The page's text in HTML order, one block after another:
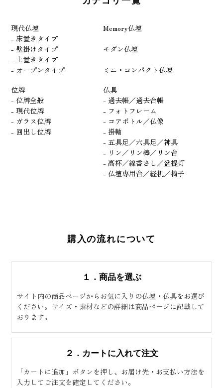
現代仏壇
- 床置きタイプ
- 壁掛けタイプ
- 上置きタイプ
- オープンタイプ
Memory仏壇
モダン仏壇
ミニ・コンパクト仏壇
位牌
- 位牌全般
- 現代位牌
- ガラス位牌
- 回出し位牌
仏具
- 過去帳／過去台帳
- フォトフレーム
- コアボトル／仏像
- 掛軸
- 五具足／六具足／神具
- リン／リン棒／リン台
- 高杯／線香さし／盆提灯
- 仏壇専用台／経机／椅子
購入の流れについて
１．商品を選ぶ
サイト内の商品ページからお気に入りの仏壇・仏具をお選び
ください。サイズ・素材などの詳細は商品ページに記載して
おります。
２．カートに入れて注文
「カートに追加」ボタンを押し、お届け先・お支払い方法を
入力してご注文を確定してください。